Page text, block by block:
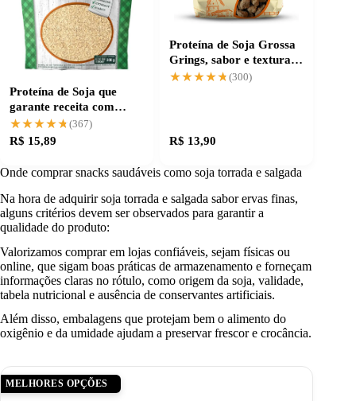
Proteína de Soja que
garante receita com
corpo e sabor
★★★★★
★★★★★ (367)
R$ 15,89
Proteína de Soja Grossa
Grings, sabor e textura
otimizados
★★★★★
★★★★★(300)
R$ 13,90
Onde comprar snacks saudáveis como soja torrada e salgada
Na hora de adquirir soja torrada e salgada sabor ervas finas,
alguns critérios devem ser observados para garantir a
qualidade do produto:
Valorizamos comprar em lojas confiáveis, sejam físicas ou
online, que sigam boas práticas de armazenamento e forneçam
informações claras no rótulo, como origem da soja, validade,
tabela nutricional e ausência de conservantes artificiais.
Além disso, embalagens que protejam bem o alimento do
oxigênio e da umidade ajudam a preservar frescor e crocância.
MELHORES OPÇÕES